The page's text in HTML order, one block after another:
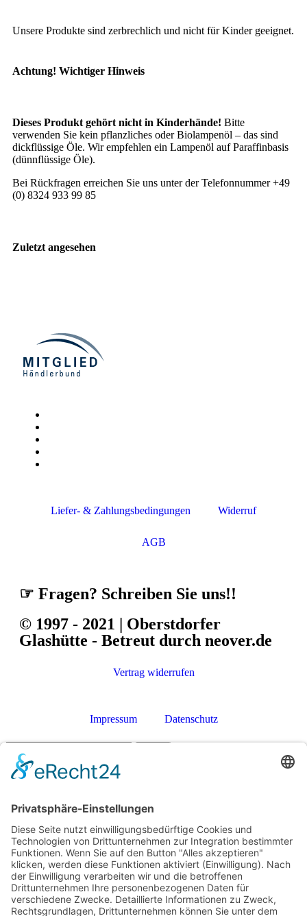
Unsere Produkte sind zerbrechlich und nicht für Kinder geeignet.
Achtung! Wichtiger Hinweis
Dieses Produkt gehört nicht in Kinderhände! Bitte
verwenden Sie kein pflanzliches oder Biolampenöl – das sind
dickflüssige Öle. Wir empfehlen ein Lampenöl auf Paraffinbasis
(dünnflüssige Öle).
Bei Rückfragen erreichen Sie uns unter der Telefonnummer +49
(0) 8324 933 99 85
Zuletzt angesehen
Liefer- & Zahlungsbedingungen Widerruf
AGB
☞ Fragen? Schreiben Sie uns!!
© 1997 - 2021 | Oberstdorfer
Glashütte - Betreut durch neover.de
Vertrag widerrufen
Impressum Datenschutz
Menü
Lege dein Kategorienmenü im Header Builder -> Mobile -> Mobile
Shop
Warenkorb
Schließen